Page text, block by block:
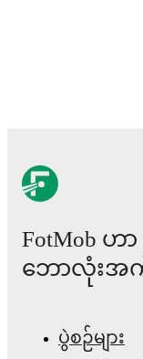
FotMob ဟ
ဘောလုံးအ
ပွဲစဉ်များ